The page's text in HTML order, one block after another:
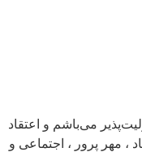
می‌باشم و اعتقاد
مهر پرور ، اجتماعی و